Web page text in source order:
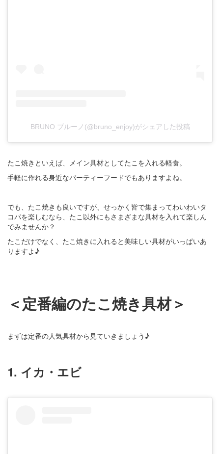
BRUNO ブルーノ(@bruno_enjoy)がシェアした投稿
たこ焼きといえば、メイン具材としてたこを入れる軽食。
手軽に作れる身近なパーティーフードでもありますよね。
でも、たこ焼きも良いですが、せっかく皆で集まってわいわいタ
コパを楽しむなら、たこ以外にもさまざまな具材を入れて楽しん
でみませんか？
たこだけでなく、たこ焼きに入れると美味しい具材がいっぱいあ
りますよ♪
＜定番編のたこ焼き具材＞
まずは定番の人気具材から見ていきましょう♪
1. イカ・エビ